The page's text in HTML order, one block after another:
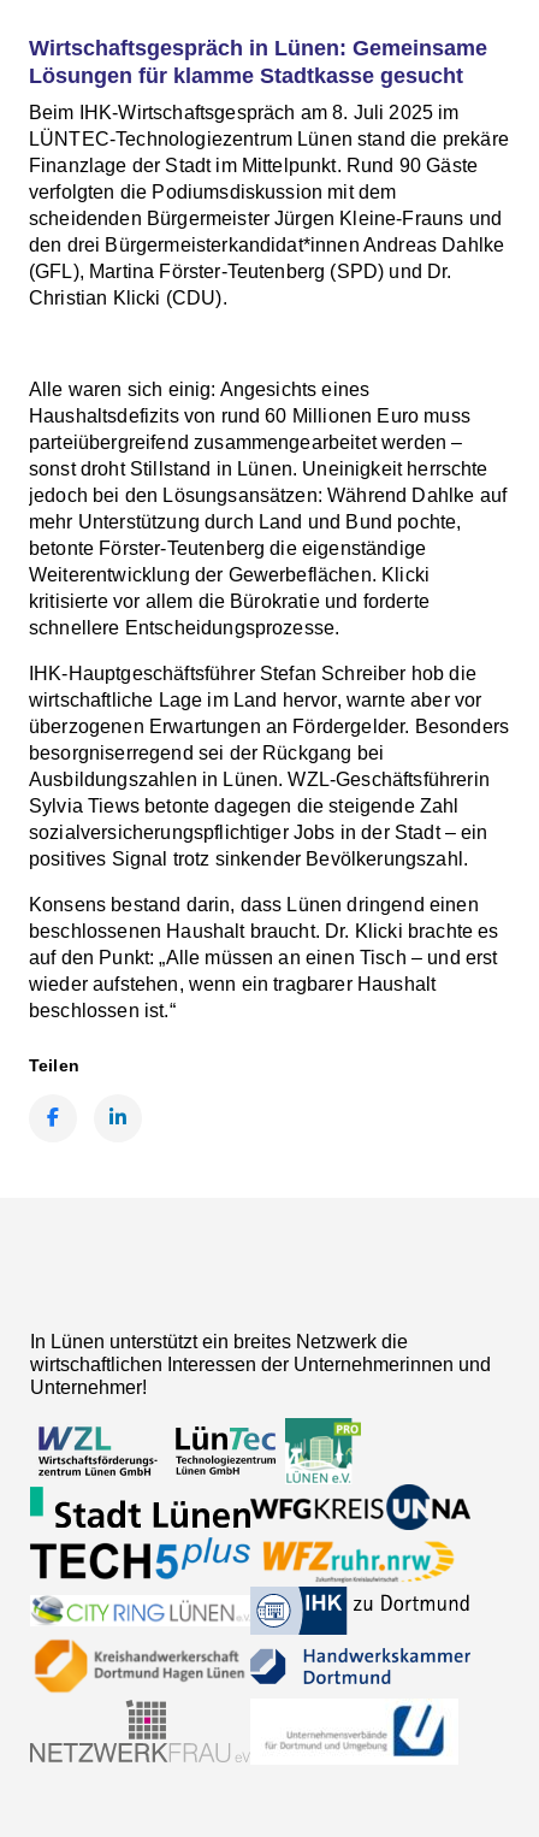
Wirtschaftsgespräch in Lünen: Gemeinsame
Lösungen für klamme Stadtkasse gesucht
Beim IHK-Wirtschaftsgespräch am 8. Juli 2025 im
LÜNTEC-Technologiezentrum Lünen stand die prekäre
Finanzlage der Stadt im Mittelpunkt. Rund 90 Gäste
verfolgten die Podiumsdiskussion mit dem
scheidenden Bürgermeister Jürgen Kleine-Frauns und
den drei Bürgermeisterkandidat*innen Andreas Dahlke
(GFL), Martina Förster-Teutenberg (SPD) und Dr.
Christian Klicki (CDU).
Alle waren sich einig: Angesichts eines
Haushaltsdefizits von rund 60 Millionen Euro muss
parteiübergreifend zusammengearbeitet werden –
sonst droht Stillstand in Lünen. Uneinigkeit herrschte
jedoch bei den Lösungsansätzen: Während Dahlke auf
mehr Unterstützung durch Land und Bund pochte,
betonte Förster-Teutenberg die eigenständige
Weiterentwicklung der Gewerbeflächen. Klicki
kritisierte vor allem die Bürokratie und forderte
schnellere Entscheidungsprozesse.
IHK-Hauptgeschäftsführer Stefan Schreiber hob die
wirtschaftliche Lage im Land hervor, warnte aber vor
überzogenen Erwartungen an Fördergelder. Besonders
besorgniserregend sei der Rückgang bei
Ausbildungszahlen in Lünen. WZL-Geschäftsführerin
Sylvia Tiews betonte dagegen die steigende Zahl
sozialversicherungspflichtiger Jobs in der Stadt – ein
positives Signal trotz sinkender Bevölkerungszahl.
Konsens bestand darin, dass Lünen dringend einen
beschlossenen Haushalt braucht. Dr. Klicki brachte es
auf den Punkt: „Alle müssen an einen Tisch – und erst
wieder aufstehen, wenn ein tragbarer Haushalt
beschlossen ist.“
Teilen
In Lünen unterstützt ein breites Netzwerk die
wirtschaftlichen Interessen der Unternehmerinnen und
Unternehmer!